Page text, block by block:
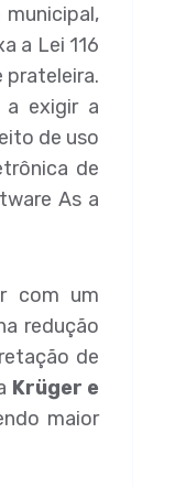
a Lei 116
a exigir a
de uso
de
As a
com um
redução
de
Krüger e
maior